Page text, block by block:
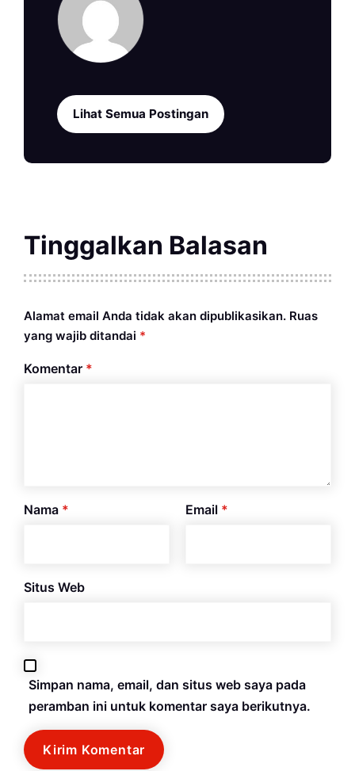
Lihat Semua Postingan
Tinggalkan Balasan
Alamat email Anda tidak akan dipublikasikan. Ruas
yang wajib ditandai *
Komentar *
Nama * Email *
Situs Web
Simpan nama, email, dan situs web saya pada
peramban ini untuk komentar saya berikutnya.